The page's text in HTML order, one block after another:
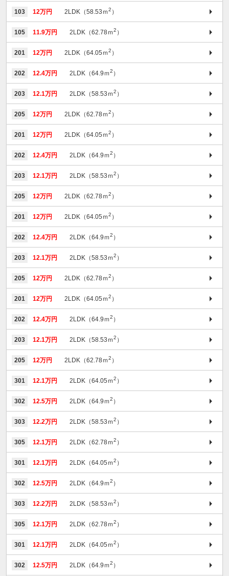
103 12万円 2LDK（58.53ｍ2 ）
105 11.9万円 2LDK（62.78ｍ2 ）
201 12万円 2LDK（64.05ｍ2 ）
202 12.4万円 2LDK（64.9ｍ2 ）
203 12.1万円 2LDK（58.53ｍ2 ）
205 12万円 2LDK（62.78ｍ2 ）
201 12万円 2LDK（64.05ｍ2 ）
202 12.4万円 2LDK（64.9ｍ2 ）
203 12.1万円 2LDK（58.53ｍ2 ）
205 12万円 2LDK（62.78ｍ2 ）
201 12万円 2LDK（64.05ｍ2 ）
202 12.4万円 2LDK（64.9ｍ2 ）
203 12.1万円 2LDK（58.53ｍ2 ）
205 12万円 2LDK（62.78ｍ2 ）
201 12万円 2LDK（64.05ｍ2 ）
202 12.4万円 2LDK（64.9ｍ2 ）
203 12.1万円 2LDK（58.53ｍ2 ）
205 12万円 2LDK（62.78ｍ2 ）
301 12.1万円 2LDK（64.05ｍ2 ）
302 12.5万円 2LDK（64.9ｍ2 ）
303 12.2万円 2LDK（58.53ｍ2 ）
305 12.1万円 2LDK（62.78ｍ2 ）
301 12.1万円 2LDK（64.05ｍ2 ）
302 12.5万円 2LDK（64.9ｍ2 ）
303 12.2万円 2LDK（58.53ｍ2 ）
305 12.1万円 2LDK（62.78ｍ2 ）
301 12.1万円 2LDK（64.05ｍ2 ）
302 12.5万円 2LDK（64.9ｍ2 ）